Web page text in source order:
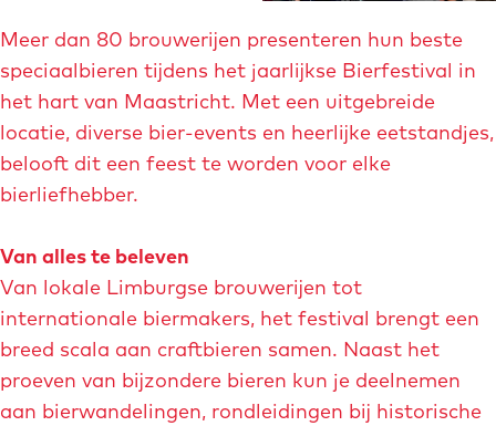
m
e
t
v
e
r
r
o
t
e
a
f
p
e
n
p
o
p
p
m
e
t
v
e
o
c
k
.
i
m
Meer dan 80 brouwerijen presenteren hun beste
speciaalbieren tijdens het jaarlijkse Bierfestival in
het hart van Maastricht. Met een uitgebreide
locatie, diverse bier-events en heerlijke eetstandjes,
belooft dit een feest te worden voor elke
bierliefhebber.
Van alles te beleven
Van lokale Limburgse brouwerijen tot
internationale biermakers, het festival brengt een
breed scala aan craftbieren samen. Naast het
proeven van bijzondere bieren kun je deelnemen
aan bierwandelingen, rondleidingen bij historische